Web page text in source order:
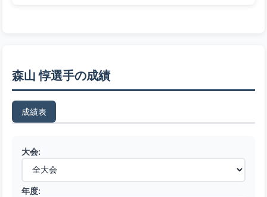
森山 惇選手の成績
成績表
大会:
年度: